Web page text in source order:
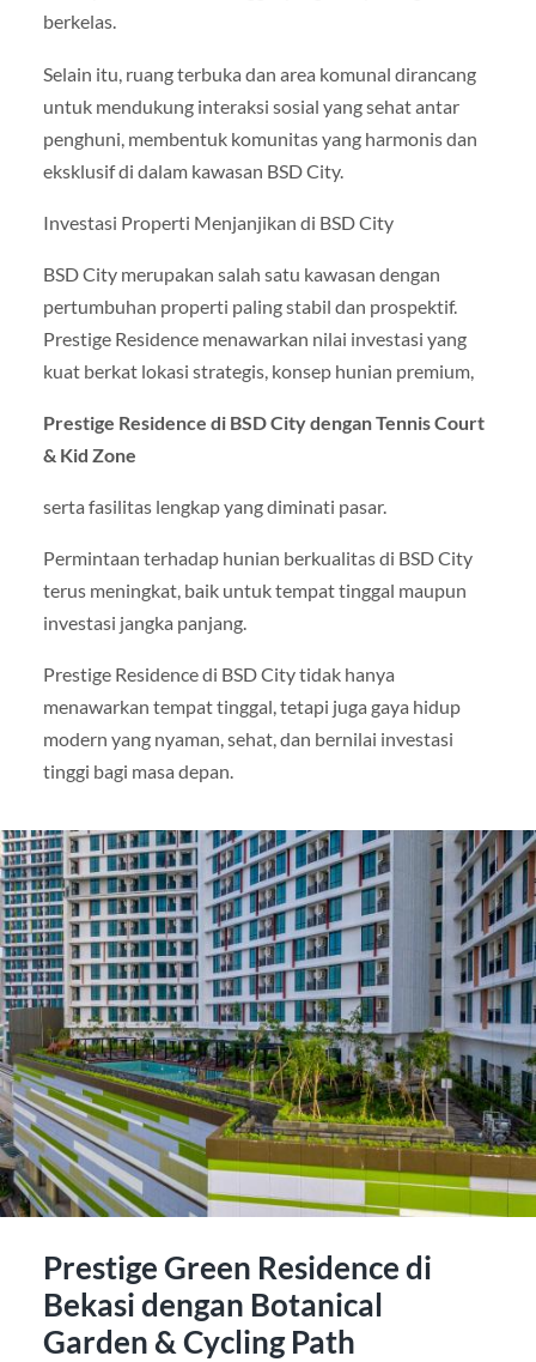
berkelas.
Selain itu, ruang terbuka dan area komunal dirancang
untuk mendukung interaksi sosial yang sehat antar
penghuni, membentuk komunitas yang harmonis dan
eksklusif di dalam kawasan BSD City.
Investasi Properti Menjanjikan di BSD City
BSD City merupakan salah satu kawasan dengan
pertumbuhan properti paling stabil dan prospektif.
Prestige Residence menawarkan nilai investasi yang
kuat berkat lokasi strategis, konsep hunian premium,
Prestige Residence di BSD City dengan Tennis Court
& Kid Zone
serta fasilitas lengkap yang diminati pasar.
Permintaan terhadap hunian berkualitas di BSD City
terus meningkat, baik untuk tempat tinggal maupun
investasi jangka panjang.
Prestige Residence di BSD City tidak hanya
menawarkan tempat tinggal, tetapi juga gaya hidup
modern yang nyaman, sehat, dan bernilai investasi
tinggi bagi masa depan.
Prestige Green Residence di
Bekasi dengan Botanical
Garden & Cycling Path